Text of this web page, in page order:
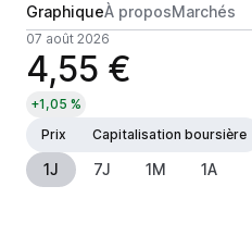
GraphiqueÀ proposMarchés
07 août 2026
4,55 €
+1,05 %
Prix
Capitalisation boursière
1J 7J 1M 1A